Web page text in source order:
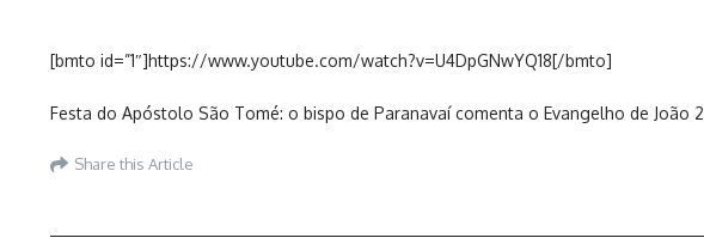
[bmto id=”1″]https://www.youtube.com/watch?v=U4DpGNwYQ18[/bmto]
Festa do Apóstolo São Tomé: o bispo de Paranavaí comenta o Evangelho de João
Share this Article